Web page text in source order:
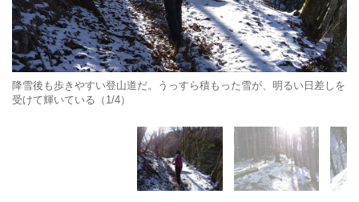
降雪後も歩きやすい登山道だ。うっすら積もった雪が、明るい日差しを
受けて輝いている（1/4）